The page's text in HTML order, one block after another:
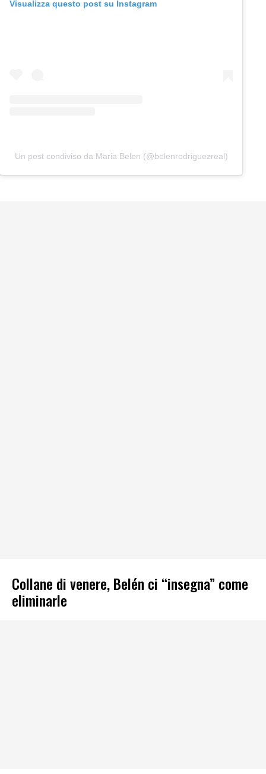
Visualizza questo post su Instagram
Un post condiviso da Maria Belen (@belenrodriguezreal)
Collane di venere, Belén ci “insegna” come
eliminarle